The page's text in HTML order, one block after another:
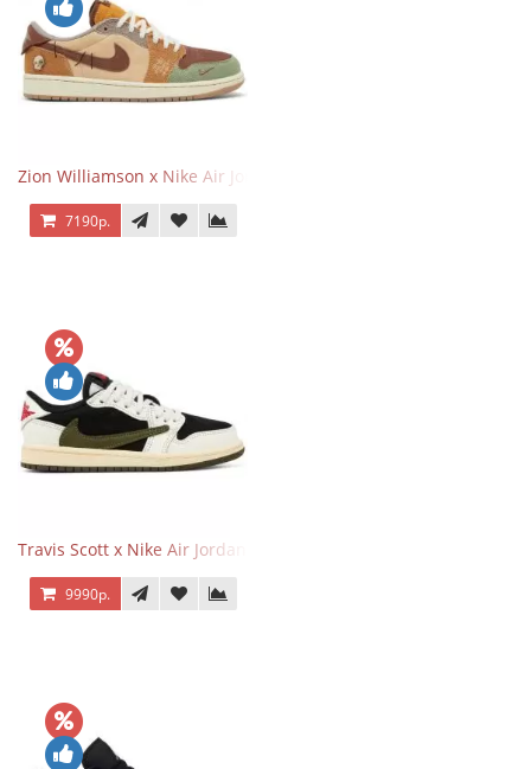
Zion Williamson x Nike Air Jordan 1 Retro Low OG Voodoo
7190р.
Travis Scott x Nike Air Jordan 1 Retro Low OG SP Olive
9990р.